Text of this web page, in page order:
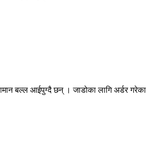
बल्ल आईपुग्दै छन् । जाडोका लागि अर्डर गरेका